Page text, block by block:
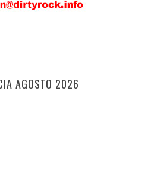
AGOSTO 2026